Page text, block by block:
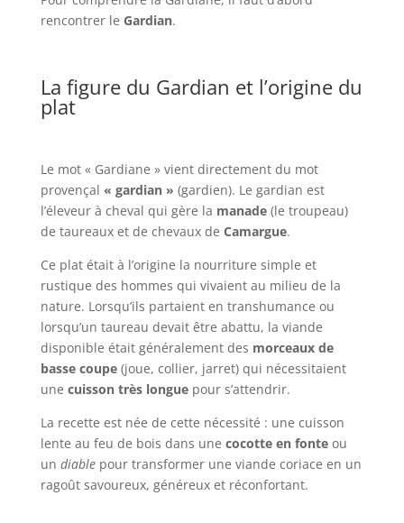
rencontrer le Gardian.
La figure du Gardian et l’origine du
plat
Le mot « Gardiane » vient directement du mot
provençal « gardian » (gardien). Le gardian est
l’éleveur à cheval qui gère la manade(le troupeau)
de taureaux et de chevaux de Camargue.
Ce plat était à l’origine la nourriture simple et
rustique des hommes qui vivaient au milieu de la
nature. Lorsqu’ils partaient en transhumance ou
lorsqu’un taureau devait être abattu, la viande
disponible était généralement des morceaux de
basse coupe(joue, collier, jarret) qui nécessitaient
une cuisson très longuepour s’attendrir.
La recette est née de cette nécessité : une cuisson
lente au feu de bois dans une cocotte en fonteou
un diablepour transformer une viande coriace en un
ragoût savoureux, généreux et réconfortant.